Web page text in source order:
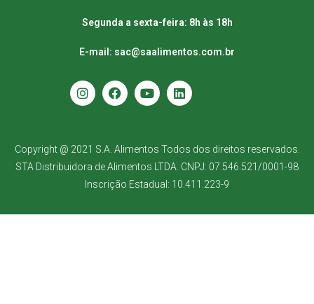
Segunda a sexta-feira: 8h às 18h
E-mail: sac@saalimentos.com.br
Copyright @ 2021 S.A. Alimentos Todos dos direitos reservados.
STA Distribuidora de Alimentos LTDA. CNPJ: 07.546.521/0001-98
Inscrição Estadual: 10.411.223-9